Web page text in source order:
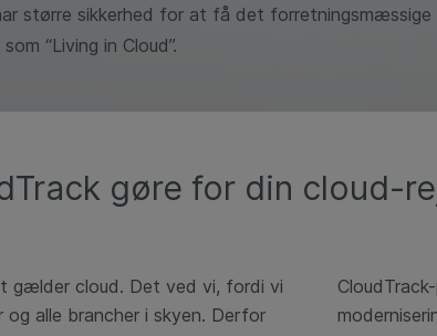
større sikkerhed for at få det forretningsmæssige
“Living in Cloud”.
gøre for din cloud-
gælder cloud. Det ved vi, fordi vi
alle brancher i skyen. Derfor